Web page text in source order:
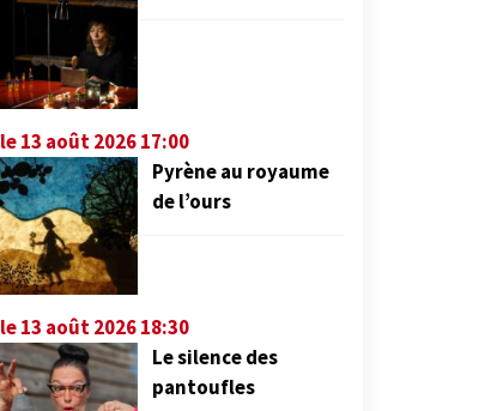
le 13 août 2026 17:00
Pyrène au royaume
de l’ours
le 13 août 2026 18:30
Le silence des
pantoufles